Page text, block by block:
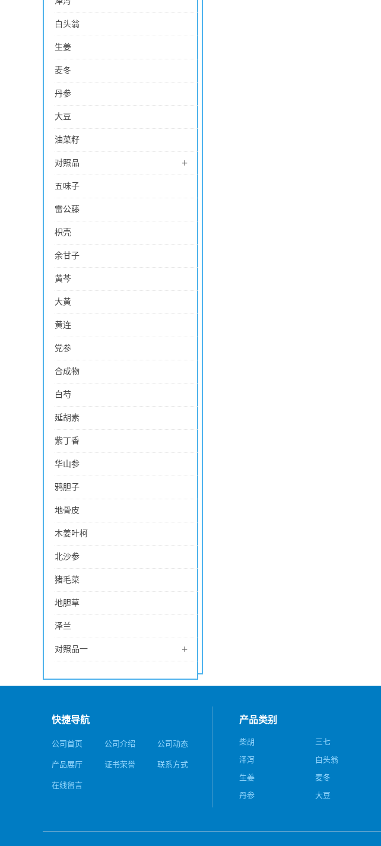
白头翁
生姜
麦冬
丹参
大豆
油菜籽
对照品 +
五味子
雷公藤
枳壳
余甘子
黄芩
大黄
黄连
党参
合成物
白芍
延胡素
紫丁香
华山参
鸦胆子
地骨皮
木姜叶柯
北沙参
猪毛菜
地胆草
泽兰
对照品一 +
快捷导航
公司首页 公司介绍 公司动态
产品展厅 证书荣誉 联系方式
在线留言
产品类别
柴胡
三七
泽泻
白头翁
生姜
麦冬
丹参
大豆